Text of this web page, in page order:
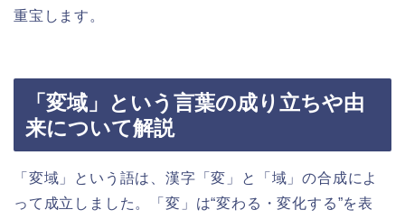
重宝します。
「変域」という言葉の成り立ちや由
来について解説
「変域」という語は、漢字「変」と「域」の合成によ
って成立しました。「変」は“変わる・変化する”を表